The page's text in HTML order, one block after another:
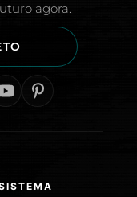
agora.